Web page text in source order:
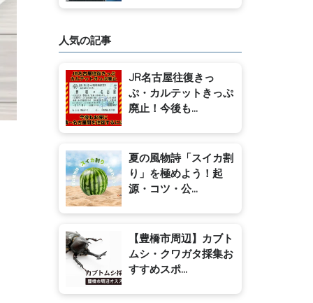
人気の記事
JR名古屋往復きっ
ぷ・カルテットきっぷ
廃止！今後も...
夏の風物詩「スイカ割
り」を極めよう！起
源・コツ・公...
【豊橋市周辺】カブト
ムシ・クワガタ採集お
すすめスポ...